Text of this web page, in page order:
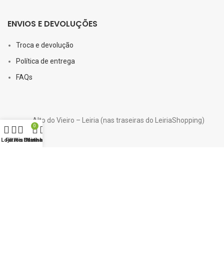
ENVIOS E DEVOLUÇÕES
Troca e devolução
Política de entrega
FAQs
Alto do Vieiro – Leiria (nas traseiras do LeiriaShopping)
Loja
FiltrosWishlist
0
Carrinho
Minha conta